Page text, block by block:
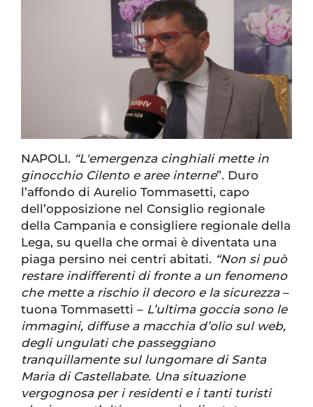
NAPOLI. “L'emergenza cinghiali mette in
ginocchio Cilento e aree interne”. Duro
l’affondo di Aurelio Tommasetti, capo
dell’opposizione nel Consiglio regionale
della Campania e consigliere regionale della
Lega, su quella che ormai è diventata una
piaga persino nei centri abitati. “Non si può
restare indifferenti di fronte a un fenomeno
che mette a rischio il decoro e la sicurezza –
tuona Tommasetti – L’ultima goccia sono le
immagini, diffuse a macchia d’olio sul web,
degli ungulati che passeggiano
tranquillamente sul lungomare di Santa
Maria di Castellabate. Una situazione
vergognosa per i residenti e i tanti turisti